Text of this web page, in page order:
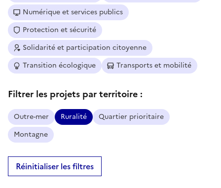
Numérique et services publics
Protection et sécurité
Solidarité et participation citoyenne
Transition écologique
Transports et mobilité
Filtrer les projets par territoire :
Outre-mer Ruralité
Quartier prioritaire
Montagne
Réinitialiser les filtres